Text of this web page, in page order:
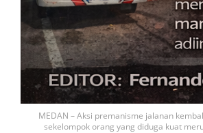
MEDAN – Aksi premanisme jalanan
sekelompok orang yang diduga kuat